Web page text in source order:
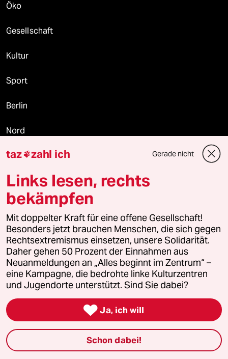
Öko
Gesellschaft
Kultur
Sport
Berlin
Nord
Wahrheit
Themen
Krieg in der Ukraine
Hitze
Niedrigwasser
Nahost-Konflikt
Waldbrände
taz zahl ich Gerade nicht
Links lesen, rechts
bekämpfen
Mit doppelter Kraft für eine offene Gesellschaft!
Besonders jetzt brauchen Menschen, die sich gegen
Rechtsextremismus einsetzen, unsere Solidarität.
Daher gehen 50 Prozent der Einnahmen aus
Neuanmeldungen an „Alles beginnt im Zentrum“ –
eine Kampagne, die bedrohte linke Kulturzentren
und Jugendorte unterstützt. Sind Sie dabei?
 Ja, ich will
Schon dabei!